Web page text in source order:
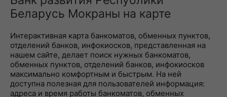
Беларусь Мокраны на карте
Интерактивная карта банкоматов, обменных пунктов,
отделений банков, инфокиосков, представленная на
нашем сайте, делает поиск нужных банкоматов,
обменных пунктов, отделений банков, инфокиосков
максимально комфортным и быстрым. На ней
доступна полезная для пользователей информация:
адреса и время работы банкоматов, обменных